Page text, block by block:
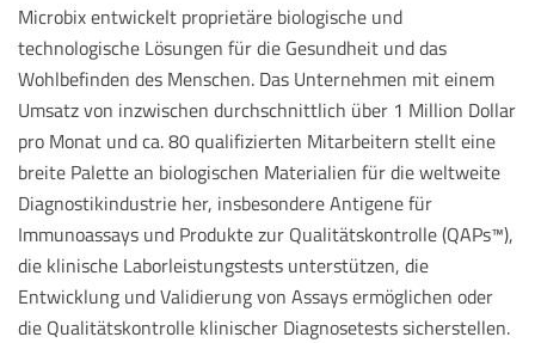
Microbix entwickelt proprietäre biologische und
technologische Lösungen für die Gesundheit und das
Wohlbefinden des Menschen. Das Unternehmen mit einem
Umsatz von inzwischen durchschnittlich über 1 Million Dollar
pro Monat und ca. 80 qualifizierten Mitarbeitern stellt eine
breite Palette an biologischen Materialien für die weltweite
Diagnostikindustrie her, insbesondere Antigene für
Immunoassays und Produkte zur Qualitätskontrolle (QAPs™),
die klinische Laborleistungstests unterstützen, die
Entwicklung und Validierung von Assays ermöglichen oder
die Qualitätskontrolle klinischer Diagnosetests sicherstellen.